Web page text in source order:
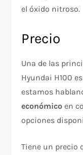
el óxido nitroso.
Precio
Una de las
Hyundai H100 es
estamos
económicoen
opciones
Tiene un precio